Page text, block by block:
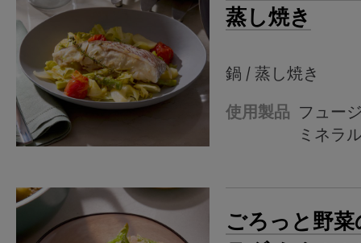
蒸し焼き
鍋 / 蒸し焼き
使用製品
フュー
ミネラ
ごろっと野